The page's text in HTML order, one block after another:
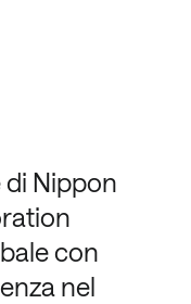
Nippon
con
nel